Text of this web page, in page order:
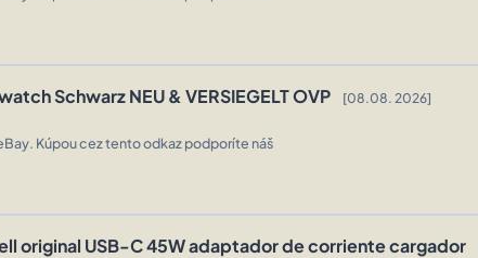
Schwarz NEU & VERSIEGELT OVP [08.08. 2026]
Kúpou cez tento odkaz podporíte náš
original USB-C 45W adaptador de corriente cargador